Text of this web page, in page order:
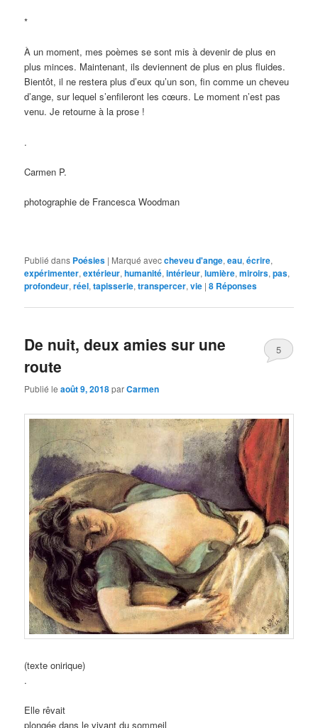
*
À un moment, mes poèmes se sont mis à devenir de plus en
plus minces. Maintenant, ils deviennent de plus en plus fluides.
Bientôt, il ne restera plus d’eux qu’un son, fin comme un cheveu
d’ange, sur lequel s’enfileront les cœurs. Le moment n’est pas
venu. Je retourne à la prose !
.
Carmen P.
photographie de Francesca Woodman
Publié dans Poésies | Marqué aveccheveu d'ange,eau,écrire,
expérimenter,extérieur,humanité,intérieur,lumière,miroirs,pas,
profondeur,réel,tapisserie,transpercer,vie |8 Réponses
De nuit, deux amies sur une
route
Publié leaoût 9, 2018parCarmen
5
(texte onirique)
.
Elle rêvait
plongée dans le vivant du sommeil